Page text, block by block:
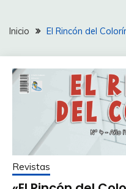
Inicio El Rincón del
Revistas